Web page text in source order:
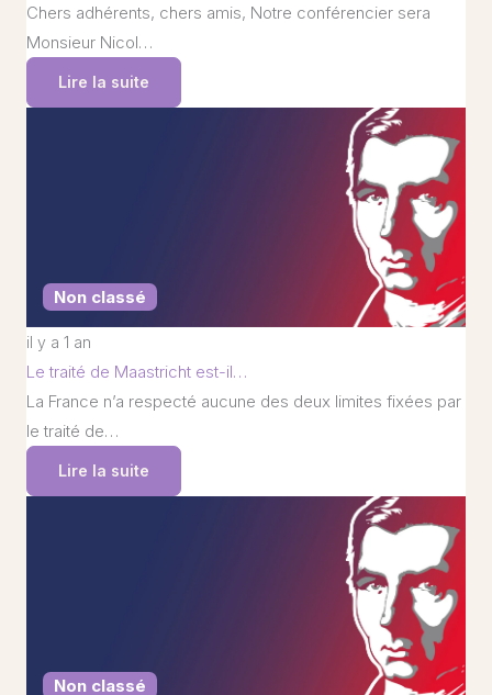
Chers adhérents, chers amis, Notre conférencier sera
Monsieur Nicol…
Lire la suite
Non classé
il y a 1 an
Le traité de Maastricht est-il…
La France n’a respecté aucune des deux limites fixées par
le traité de…
Lire la suite
Non classé